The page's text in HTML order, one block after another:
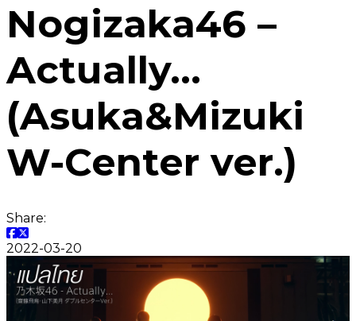
Nogizaka46 –
Actually…
(Asuka&Mizuki
W-Center ver.)
Share:
2022-03-20